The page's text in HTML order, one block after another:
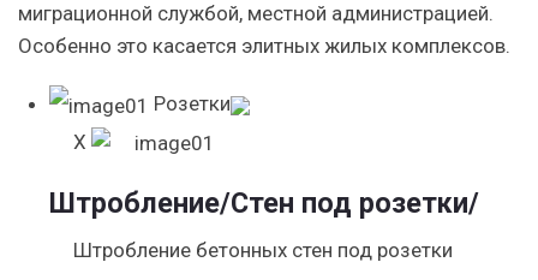
миграционной службой, местной администрацией.
Особенно это касается элитных жилых комплексов.
Розетки
X
Штробление/Стен под розетки/
Штробление бетонных стен под розетки